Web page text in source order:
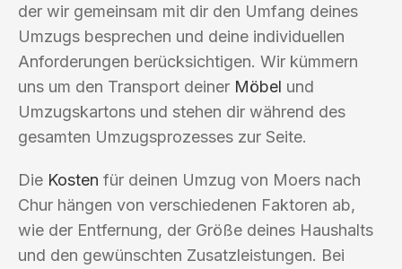
der wir gemeinsam mit dir den Umfang deines
Umzugs besprechen und deine individuellen
Anforderungen berücksichtigen. Wir kümmern
uns um den Transport deiner Möbel und
Umzugskartons und stehen dir während des
gesamten Umzugsprozesses zur Seite.
Die Kosten für deinen Umzug von Moers nach
Chur hängen von verschiedenen Faktoren ab,
wie der Entfernung, der Größe deines Haushalts
und den gewünschten Zusatzleistungen. Bei